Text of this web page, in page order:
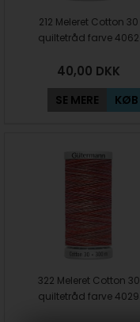
212 Meleret Cotton 30
quiltetråd farve 4062
40,00 DKK
SE MERE KØB
322 Meleret Cotton 30
quiltetråd farve 4029